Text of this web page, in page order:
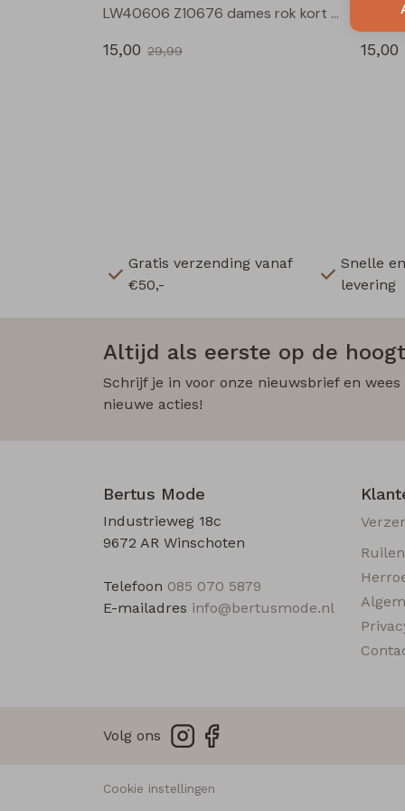
LW40606 Z10676 dames rok kort Mos
15,00 29,99
15,00
Gratis verzending vanaf
€50,-
Snelle
levering
Altijd als eerste op de
Schrijf je in voor onze nieuwsbrief en
nieuwe acties!
Bertus Mode
Industrieweg 18c
9672 AR Winschoten
Telefoon 085 070 5879
E-mailadres info@bertusmode.nl
Volg ons
Cookie instellingen